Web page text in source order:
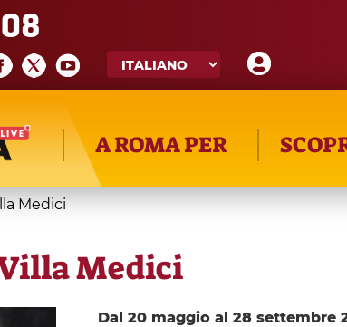
A ROMA PER
Medici
Medici
Dal 20 maggio al 28 settembre